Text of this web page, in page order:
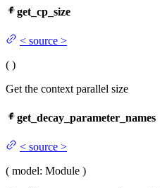
get_cp_size
< source >
( )
Get the context parallel size
get_decay_parameter_names
< source >
( model: Module )